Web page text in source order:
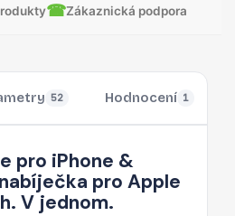
☎Zákaznická podpora
52 Hodnocení 1
pro iPhone &
pro Apple
V jednom.